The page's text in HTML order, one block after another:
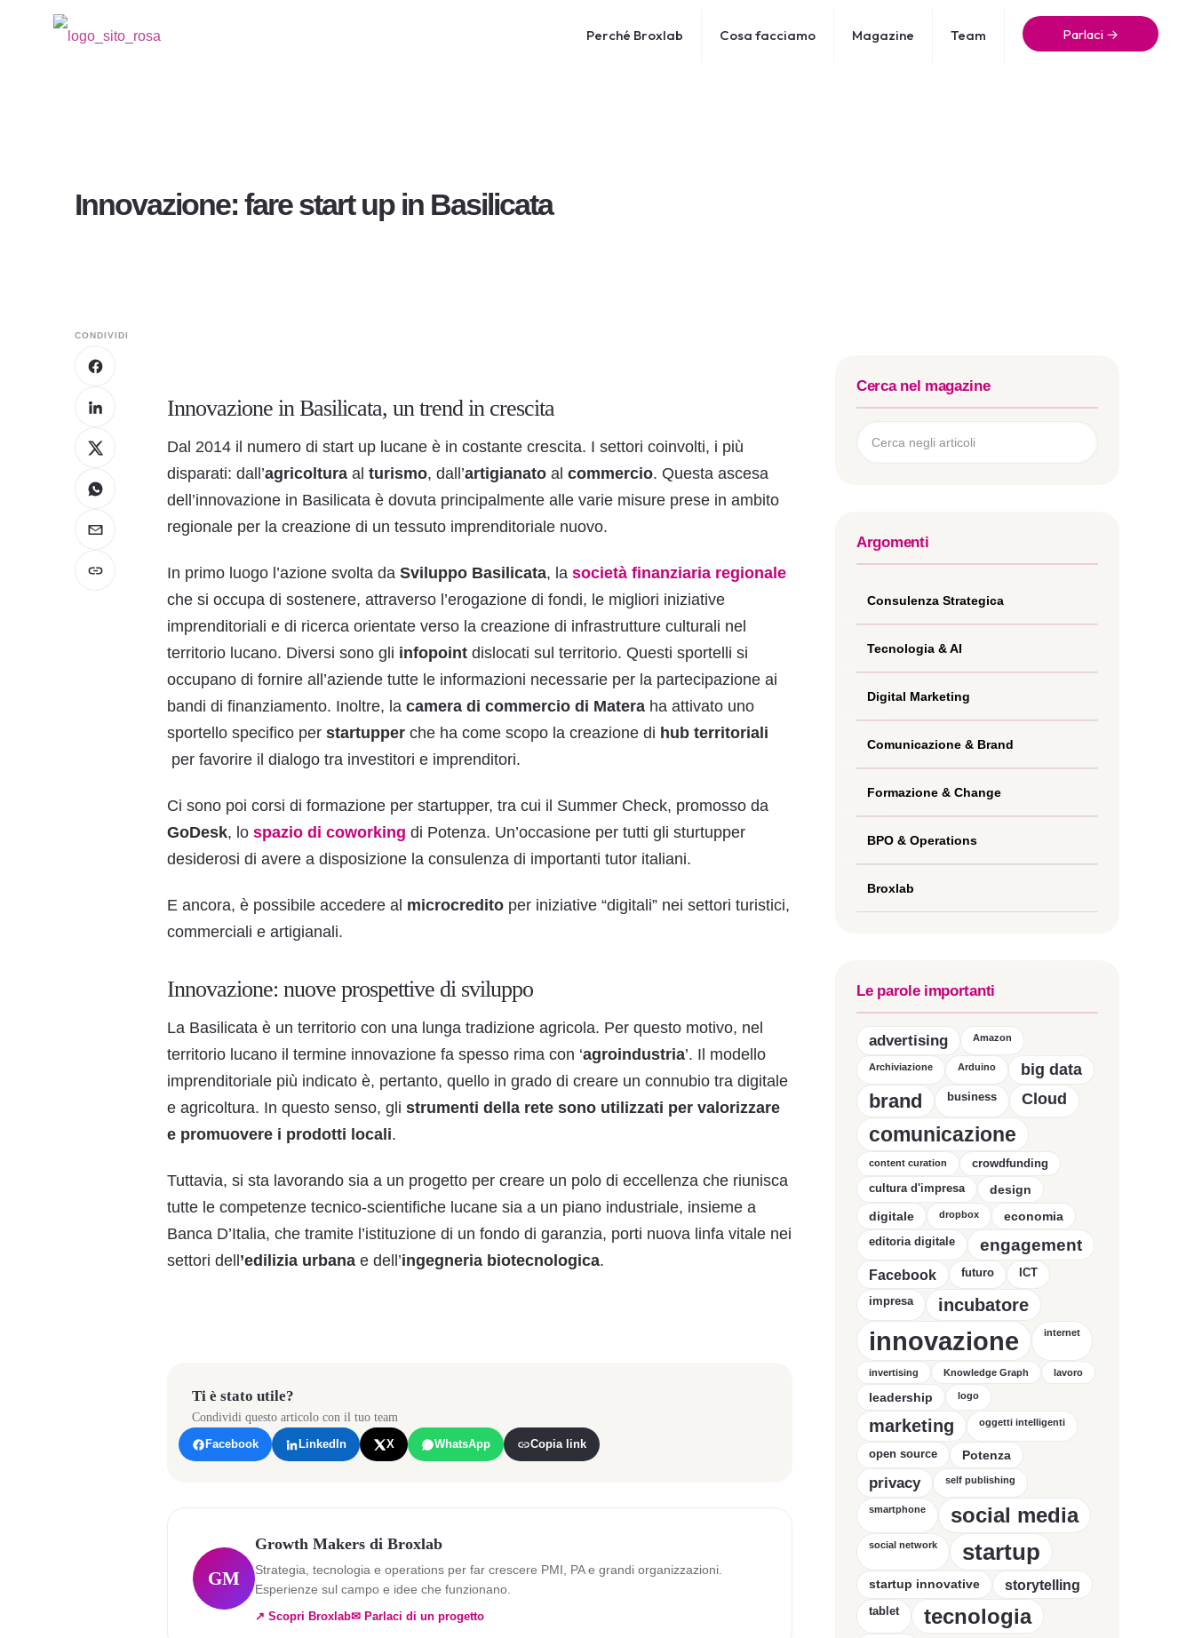
Perché Broxlab Cosa facciamo Magazine Team Parlaci →
Innovazione: fare start up in Basilicata
CONDIVIDI
Innovazione in Basilicata, un trend in crescita
Dal 2014 il numero di start up lucane è in costante crescita. I settori coinvolti, i più
disparati: dall’agricoltura al turismo, dall’artigianato al commercio. Questa ascesa
dell’innovazione in Basilicata è dovuta principalmente alle varie misure prese in ambito
regionale per la creazione di un tessuto imprenditoriale nuovo.
In primo luogo l’azione svolta da Sviluppo Basilicata, la società finanziaria regionale
che si occupa di sostenere, attraverso l’erogazione di fondi, le migliori iniziative
imprenditoriali e di ricerca orientate verso la creazione di infrastrutture culturali nel
territorio lucano. Diversi sono gli infopoint dislocati sul territorio. Questi sportelli si
occupano di fornire all’aziende tutte le informazioni necessarie per la partecipazione ai
bandi di finanziamento. Inoltre, la camera di commercio di Matera ha attivato uno
sportello specifico per startupper che ha come scopo la creazione di hub territoriali
per favorire il dialogo tra investitori e imprenditori.
Ci sono poi corsi di formazione per startupper, tra cui il Summer Check, promosso da
GoDesk, lo spazio di coworking di Potenza. Un’occasione per tutti gli sturtupper
desiderosi di avere a disposizione la consulenza di importanti tutor italiani.
E ancora, è possibile accedere al microcredito per iniziative “digitali” nei settori turistici,
commerciali e artigianali.
Innovazione: nuove prospettive di sviluppo
La Basilicata è un territorio con una lunga tradizione agricola. Per questo motivo, nel
territorio lucano il termine innovazione fa spesso rima con ‘agroindustria’. Il modello
imprenditoriale più indicato è, pertanto, quello in grado di creare un connubio tra digitale
e agricoltura. In questo senso, gli strumenti della rete sono utilizzati per valorizzare
e promuovere i prodotti locali.
Tuttavia, si sta lavorando sia a un progetto per creare un polo di eccellenza che riunisca
tutte le competenze tecnico-scientifiche lucane sia a un piano industriale, insieme a
Banca D’Italia, che tramite l’istituzione di un fondo di garanzia, porti nuova linfa vitale nei
settori dell ’edilizia urbana e dell’ingegneria biotecnologica.
Ti è stato utile?
Condividi questo articolo con il tuo team
Facebook
LinkedIn X WhatsApp Copia link
GM
Growth Makers di Broxlab
Strategia, tecnologia e operations per far crescere PMI, PA e grandi organizzazioni.
Esperienze sul campo e idee che funzionano.
↗ Scopri Broxlab✉ Parlaci di un progetto
Cerca nel magazine
Argomenti
Consulenza Strategica
Tecnologia & AI
Digital Marketing
Comunicazione & Brand
Formazione & Change
BPO & Operations
Broxlab
Le parole importanti
advertising Amazon
Archiviazione Arduino big data
brand business Cloud
comunicazione
content curation
crowdfunding
cultura d'impresa
design
digitale
dropbox economia
editoria digitale engagement
Facebook futuro ICT
impresa incubatore
innovazione internet
invertising Knowledge Graph lavoro
leadership logo
marketing oggetti intelligenti
open source Potenza
privacy self publishing
smartphone social media
social network startup
startup innovative storytelling
tablet tecnologia